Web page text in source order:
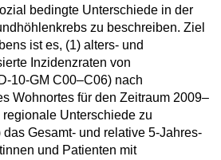
bedingte Unterschiede in der
zu beschreiben. Ziel
ist es, (1) alters- und
Inzidenzraten von
10-GM C00–C06) nach
Wohnortes für den Zeitraum 2009–
Unterschiede zu
Gesamt- und relative 5-Jahres-
und Patienten mit